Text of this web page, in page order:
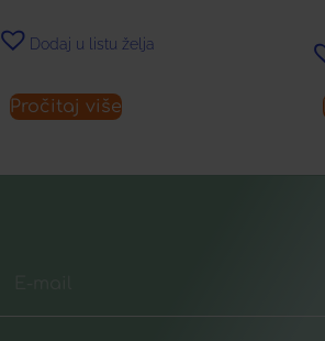
Dodaj u listu želja
Pročitaj više